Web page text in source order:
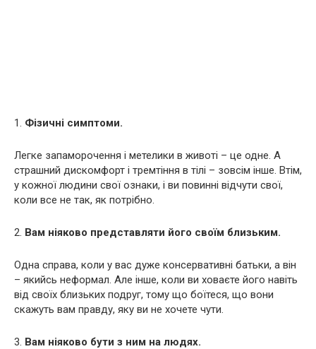
1. Фізичні симптоми.
Легке запаморочення і метелики в животі – це одне. А
страшний дискомфорт і тремтіння в тілі – зовсім інше. Втім,
у кожної людини свої ознаки, і ви повинні відчути свої,
коли все не так, як потрібно.
2. Вам ніяково представляти його своїм близьким.
Одна справа, коли у вас дуже консервативні батьки, а він
– якийсь неформал. Але інше, коли ви ховаєте його навіть
від своїх близьких подруг, тому що боїтеся, що вони
скажуть вам правду, яку ви не хочете чути.
3. Вам ніяково бути з ним на людях.